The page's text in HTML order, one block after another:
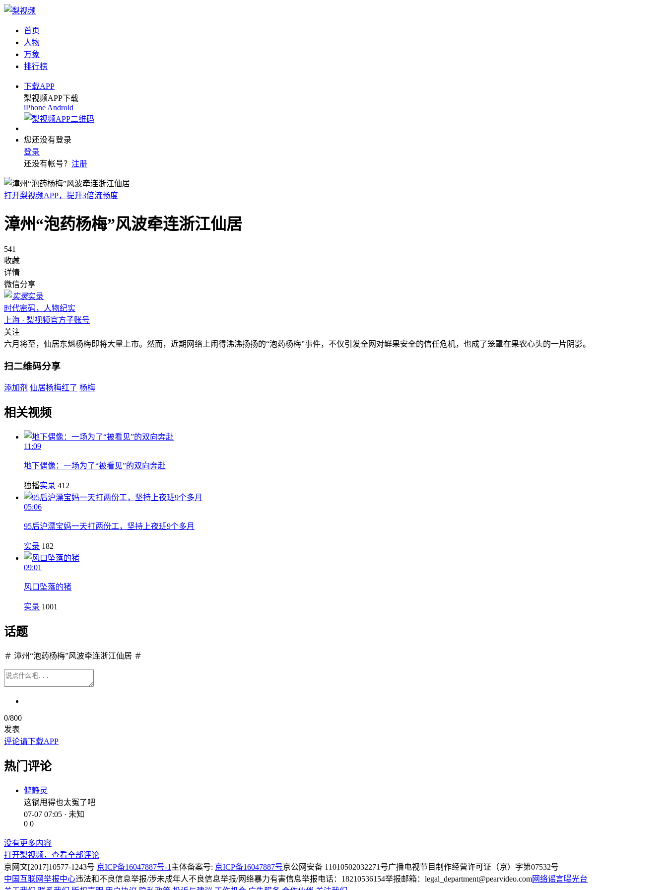
首页
人物
万象
排行榜
下载APP
梨视频APP下载
iPhone Android
您还没有登录
登录
还没有帐号？ 注册
打开梨视频APP，提升3倍流畅度
漳州“泡药杨梅”风波牵连浙江仙居
541
收藏
详情
微信分享
实录
时代密码，人物纪实
上海 · 梨视频官方子账号
关注
六月将至，仙居东魁杨梅即将大量上市。然而，近期网络上闹得沸沸扬扬的“泡药杨梅”事件，不仅引发全网对鲜果安全的信任危机，也成了笼罩在果农心头的一片阴影。
扫二维码分享
添加剂 仙居杨梅红了 杨梅
相关视频
11:09
地下偶像：一场为了“被看见”的双向奔赴
独播实录 412
05:06
95后沪漂宝妈一天打两份工，坚持上夜班9个多月
实录 182
09:01
风口坠落的猪
实录 1001
话题
＃ 漳州“泡药杨梅”风波牵连浙江仙居 ＃
0/800
发表
评论请下载APP
热门评论
僻静灵
这锅甩得也太冤了吧
07-07 07:05 · 未知
0 0
没有更多内容
打开梨视频，查看全部评论
京网文[2017]10577-1243号 京ICP备16047887号-1 主体备案号: 京ICP备16047887号京公网安备 11010502032271号广播电视节目制作经营许可证（京）字第07532号
中国互联网举报中心违法和不良信息举报/涉未成年人不良信息举报/网络暴力有害信息举报电话：18210536154举报邮箱：legal_department@pearvideo.com网络谣言曝光台